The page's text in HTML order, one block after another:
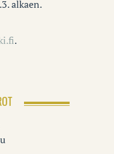
alkaen.
.